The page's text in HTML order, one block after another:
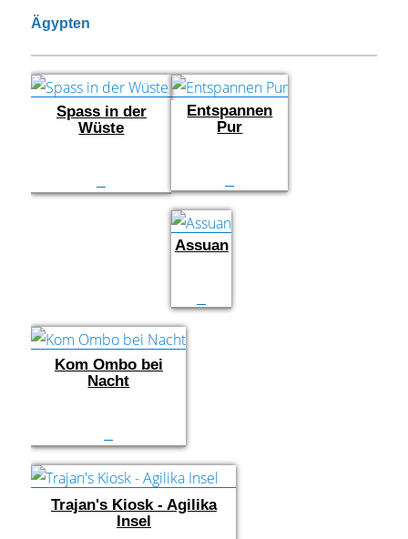
Ägypten
Spass in der
Wüste
Entspannen
Pur
Assuan
Kom Ombo bei
Nacht
Trajan's Kiosk - Agilika
Insel